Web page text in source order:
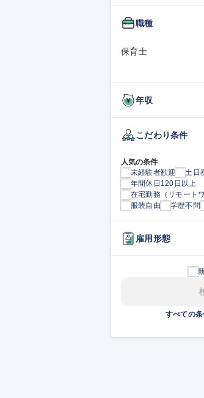
職種
保育士
年収
こだわり条件
人気の条件
未経験者歓迎
土日
年間休日120日以上
在宅勤務（リモート
服装自由
学歴不問
雇用形態
すべての